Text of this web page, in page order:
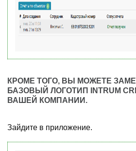
КРОМЕ ТОГО, ВЫ МОЖЕТЕ
БАЗОВЫЙ ЛОГОТИП INTRUM
ВАШЕЙ КОМПАНИИ.
Зайдите в приложение.